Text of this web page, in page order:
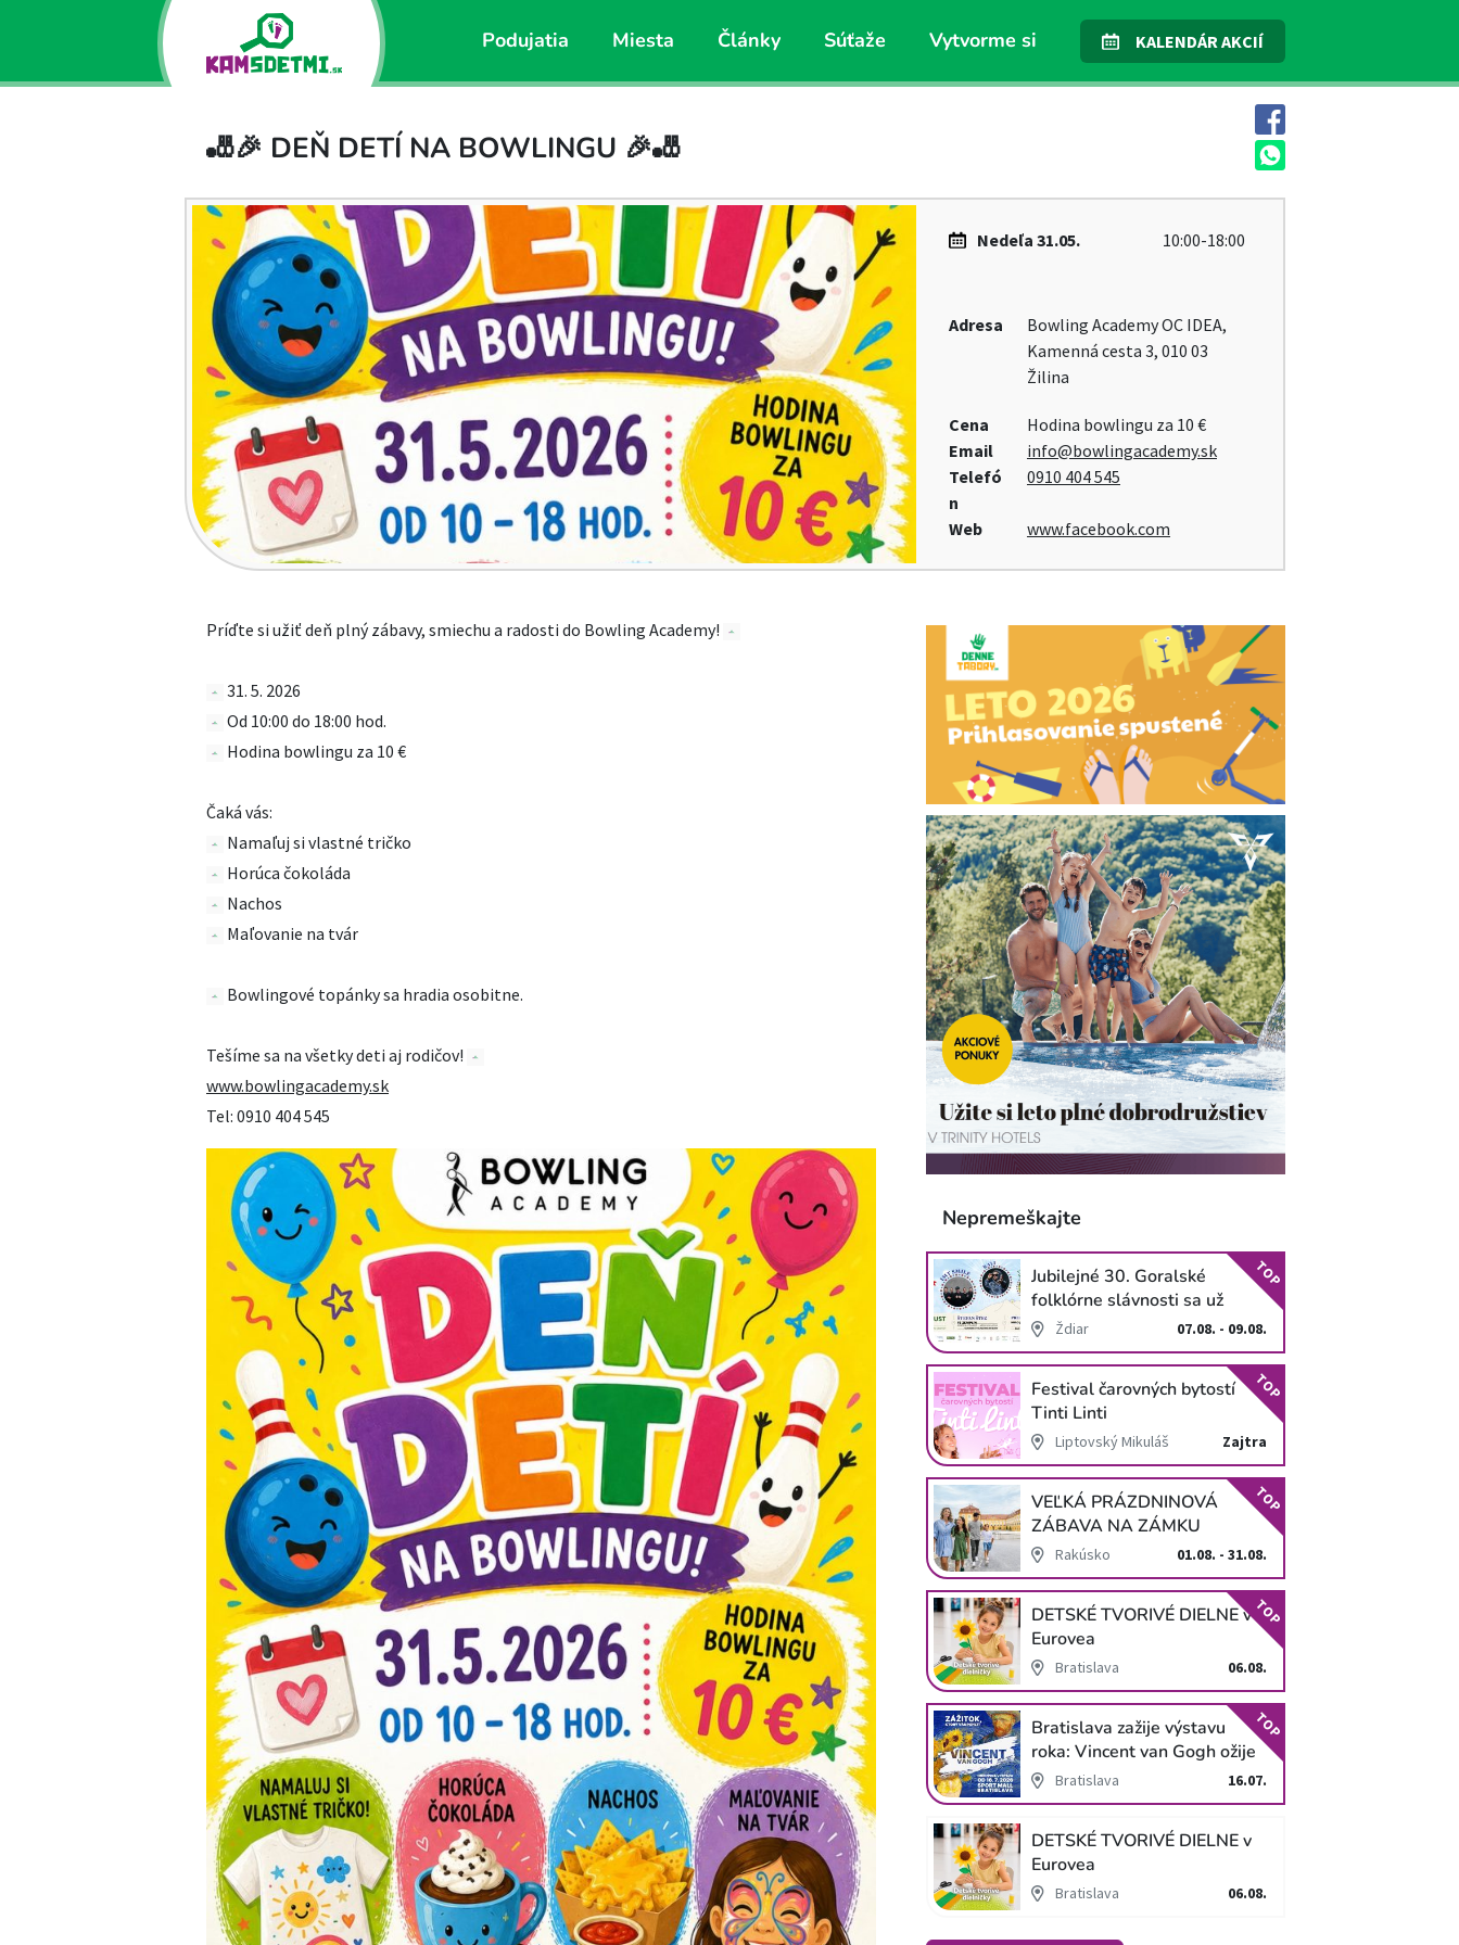
Podujatia Miesta Články Súťaže Vytvorme si KALENDÁR AKCIÍ
🎳🎉 DEŇ DETÍ NA BOWLINGU 🎉🎳
Nedeľa 31.05. 10:00-18:00
Adresa
Bowling Academy OC IDEA,
Kamenná cesta 3, 010 03
Žilina
Cena
Hodina bowlingu za 10 €
Email
info@bowlingacademy.sk
Telefó
n
0910 404 545
Web www.facebook.com
Príďte si užiť deň plný zábavy, smiechu a radosti do Bowling Academy!
31. 5. 2026
Od 10:00 do 18:00 hod.
Hodina bowlingu za 10 €
Čaká vás:
Namaľuj si vlastné tričko
Horúca čokoláda
Nachos
Maľovanie na tvár
Bowlingové topánky sa hradia osobitne.
Tešíme sa na všetky deti aj rodičov!
www.bowlingacademy.sk
Tel: 0910 404 545
Nepremeškajte
Jubilejné 30. Goralské
folklórne slávnosti sa už
blížiaŽdiar 07.08. - 09.08.
TOP
Festival čarovných bytostí
Tinti Linti
Liptovský Mikuláš Zajtra
TOP
VEĽKÁ PRÁZDNINOVÁ
ZÁBAVA NA ZÁMKU
SCHLOSS HOF
Rakúsko 01.08. - 31.08.
TOP
DETSKÉ TVORIVÉ DIELNE v
Eurovea
Bratislava 06.08.
TOP
Bratislava zažije výstavu
roka: Vincent van Gogh ožije
v unikátnej imerzívnej šou!
Bratislava 16.07.
TOP
DETSKÉ TVORIVÉ DIELNE v
Eurovea
Bratislava 06.08.